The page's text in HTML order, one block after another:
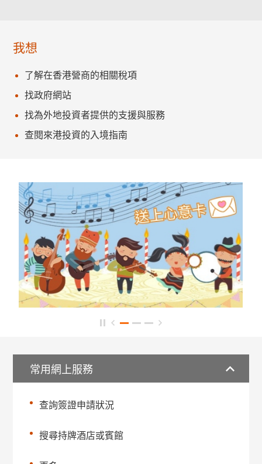
我想
了解在香港營商的相關稅項
找政府網站
找為外地投資者提供的支援與服務
查閱來港投資的入境指南
常用網上服務
查詢簽證申請狀況
搜尋持牌酒店或賓館